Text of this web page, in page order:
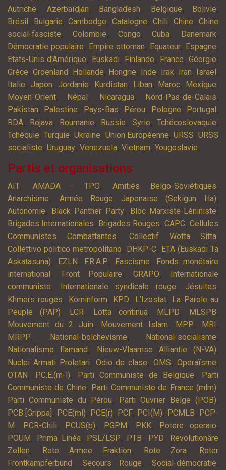
Autriche, Azerbaïdjan, Bangladesh, Belgique, Bolivie,
Brésil , Bulgarie, Cambodge, Catalogne, Chili, Chine, Chine
social-fasciste, Colombie, Congo,Cuba, Danemark,
Démocratie populaire, Empire ottoman, Equateur, Espagne,
Etats-Unis d'Amérique, Euskadi, Finlande, France,Géorgie,
Grèce, Groenland , Hollande, Hongrie, Inde, Irak, Iran, Israël ,
Italie, Japon, Jordanie, Kurdistan, Liban, Maroc, Mexique,
Moyen-Orient, Népal , Nicaragua, Nord-Pas-de-Calais,
Pakistan, Palestine, Pays-Bas, Pérou, Pologne, Portugal ,
RDA, Rojava, Roumanie, Russie, Syrie, Tchécoslovaquie,
Tchéquie,Turquie,Ukraine, Union Européenne, URSS,URSS
socialiste, Uruguay, Venezuela, Vietnam, Yougoslavie,
Partis et organisations
AIT, AMADA - TPO,Amitiés Belgo-Soviétiques,
Anarchisme, Armée Rouge Japonaise (Sekigun Ha),
Autonomie, Black Panther Party, Bloc Marxiste-Léniniste,
Brigades Internationales, Brigades Rouges, CAPC,Cellules
Communistes Combattantes, Collectif Wotta Sitta,
Collettivo politico metropolitano, DHKP-C, ETA (Euskadi Ta
Askatasuna), EZLN , F.R.A.P, Fascisme,
Fonds monétaire
international , Front Populaire, GRAPO,
Internationale
communiste, Internationale syndicale rouge, Jésuites,
Khmers rouges, Kominform, KPD, L’Izostat, La Parole au
Peuple (PAP), LCR, Lotta continua, MLPD, MLSPB,
Mouvement du 2 Juin, Mouvement Islam, MPP, MRI ,
MRPP, National-bolchevisme, National-socialisme,
Nationalisme flamand , Nieuw-Vlaamse Alliantie (N-VA),
Nuclei Armati Proletari, Odio de clase,OMS,Operaïsme,
OTAN , P.C.E.(m-l), Parti Communiste de Belgique,
Parti
Communiste de Chine, Parti Communiste de France (mlm),
Parti Communiste du Pérou, Parti Ouvrier Belge (POB),
PCB [Grippa] , PCE(ml), PCE(r), PCF, PCI(M), PCMLB, PCP-
M , PCR-Chili, PCUS(b), PGPM , PKK, Potere operaio,
POUM , Prima Linéa, PSL/LSP, PTB, PYD,
Revolutionäre
Zellen, Rote Armee Fraktion, Rote Zora,
Roter
Frontkämpferbund , Secours Rouge, Social-démocratie,